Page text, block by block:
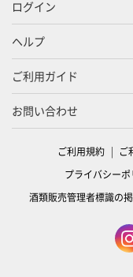
ログイン
ヘルプ
ご利用ガイド
お問い合わせ
ご利用規約 ご
プライバシーポ
酒類販売管理者標識の